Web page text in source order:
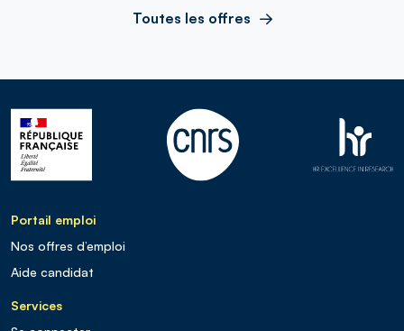
Toutes les offres
Portail emploi
Nos offres d’emploi
Aide candidat
Services